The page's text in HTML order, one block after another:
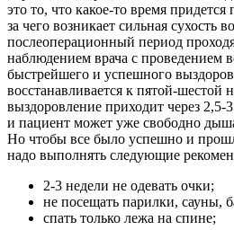
это то, что какое-то время
за чего возникает сильная сухость
послеоперационный период
наблюдением врача с проведением
быстрейшего и успешного
восстанавливается к пятой-шестой
выздоровление приходит через 2,5-
и пациент может уже свободно
Но чтобы все было успешно и
надо выполнять следующие
2-3 недели не одевать очки;
не посещать парилки, сауны,
спать только лежа на спине;